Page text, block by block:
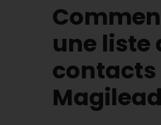
une liste
contacts